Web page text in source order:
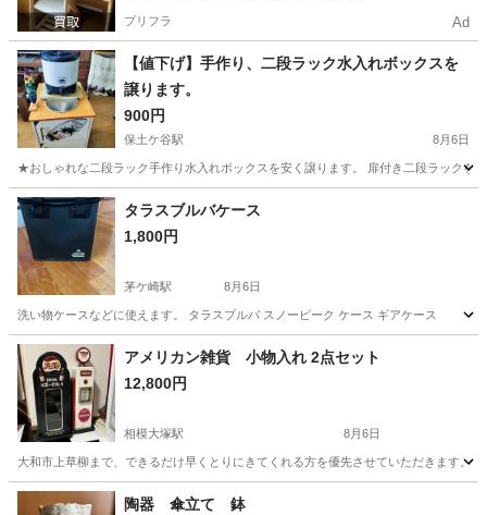
プリフラ Ad
【値下げ】手作り、二段ラック水入れボックスを
譲ります。
900円
保土ケ谷駅 8月6日
★おしゃれな二段ラック手作り水入れボックスを安く譲ります。 扉付き二段ラック
神奈川 横浜市 保土ケ谷駅
タラスブルバケース
1,800円
茅ケ崎駅 8月6日
洗い物ケースなどに使えます。 タラスブルバ スノーピーク ケース ギアケース
神奈川 茅ヶ崎市 茅ケ崎駅 その他 タラスブルバ
アメリカン雑貨 小物入れ 2点セット
12,800円
相模大塚駅 8月6日
大和市上草柳まで、できるだけ早くとりにきてくれる方を優先させていただきます。
神奈川 大和市 相模大塚駅 その他
陶器 傘立て 鉢